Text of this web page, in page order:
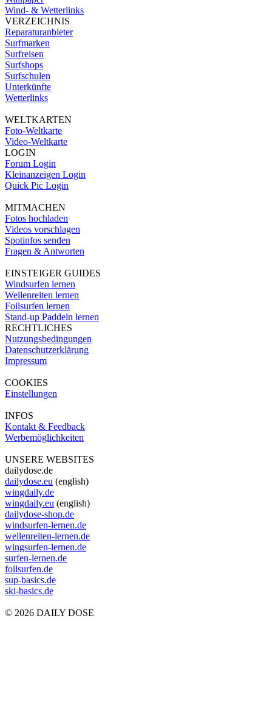
Wind- & Wetterlinks
VERZEICHNIS
Reparaturanbieter
Surfmarken
Surfreisen
Surfshops
Surfschulen
Unterkünfte
Wetterlinks
WELTKARTEN
Foto-Weltkarte
Video-Weltkarte
LOGIN
Forum Login
Kleinanzeigen Login
Quick Pic Login
MITMACHEN
Fotos hochladen
Videos vorschlagen
Spotinfos senden
Fragen & Antworten
EINSTEIGER GUIDES
Windsurfen lernen
Wellenreiten lernen
Foilsurfen lernen
Stand-up Paddeln lernen
RECHTLICHES
Nutzungsbedingungen
Datenschutzerklärung
Impressum
COOKIES
Einstellungen
INFOS
Kontakt & Feedback
Werbemöglichkeiten
UNSERE WEBSITES
dailydose.de
dailydose.eu (english)
wingdaily.de
wingdaily.eu (english)
dailydose-shop.de
windsurfen-lernen.de
wellenreiten-lernen.de
wingsurfen-lernen.de
surfen-lernen.de
foilsurfen.de
sup-basics.de
ski-basics.de
© 2026 DAILY DOSE